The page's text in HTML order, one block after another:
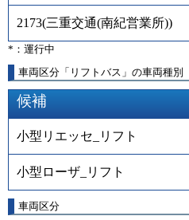
2173(三重交通(南紀営業所))
*：運行中
車両区分「リフトバス」の車両種別
候補
小型リエッセ_リフト
小型ローザ_リフト
車両区分